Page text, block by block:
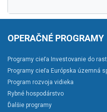
OPERAČNÉ PROGRAMY
Programy cieľa Investovanie do
Programy cieľa Európska územná
Program rozvoja vidieka
Rybné hospodárstvo
Ďalšie programy